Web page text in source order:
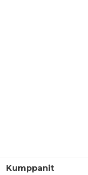
Kumppanit